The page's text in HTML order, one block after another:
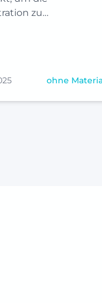
zu…
ohne